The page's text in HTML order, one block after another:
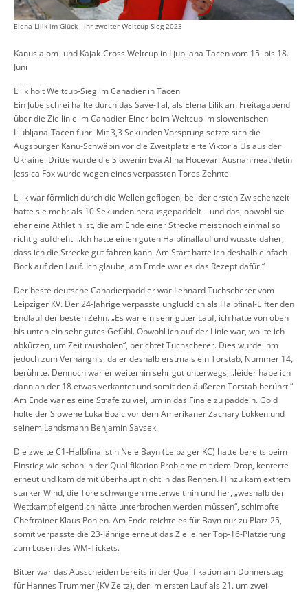
Elena Lilik im Glück - ihr zweiter Weltcup Sieg 2023
Kanuslalom- und Kajak-Cross Weltcup in Ljubljana-Tacen vom 15. bis 18.
Juni
Lilik holt Weltcup-Sieg im Canadier in Tacen
Ein Jubelschrei hallte durch das Save-Tal, als Elena Lilik am Freitagabend
über die Ziellinie im Canadier-Einer beim Weltcup im slowenischen
Ljubljana-Tacen fuhr. Mit 3,3 Sekunden Vorsprung setzte sich die
Augsburger Kanu-Schwäbin vor die Zweitplatzierte Viktoria Us aus der
Ukraine. Dritte wurde die Slowenin Eva Alina Hocevar. Ausnahmeathletin
Jessica Fox wurde wegen eines verpassten Tores Zehnte.
Lilik war förmlich durch die Wellen geflogen, bei der ersten Zwischenzeit
hatte sie mehr als 10 Sekunden herausgepaddelt – und das, obwohl sie
eher eine Athletin ist, die am Ende einer Strecke meist noch einmal so
richtig aufdreht. „Ich hatte einen guten Halbfinallauf und wusste daher,
dass ich die Strecke gut fahren kann. Am Start hatte ich deshalb einfach
Bock auf den Lauf. Ich glaube, am Emde war es das Rezept dafür.“
Der beste deutsche Canadierpaddler war Lennard Tuchscherer vom
Leipziger KV. Der 24-Jährige verpasste unglücklich als Halbfinal-Elfter den
Endlauf der besten Zehn. „Es war ein sehr guter Lauf, ich hatte von oben
bis unten ein sehr gutes Gefühl. Obwohl ich auf der Linie war, wollte ich
abkürzen, um Zeit rausholen“, berichtet Tuchscherer. Dies wurde ihm
jedoch zum Verhängnis, da er deshalb erstmals ein Torstab, Nummer 14,
berührte. Dennoch war er weiterhin sehr gut unterwegs, „leider habe ich
dann an der 18 etwas verkantet und somit den äußeren Torstab berührt.“
Am Ende war es eine Strafe zu viel, um in das Finale zu paddeln. Gold
holte der Slowene Luka Bozic vor dem Amerikaner Zachary Lokken und
seinem Landsmann Benjamin Savsek.
Die zweite C1-Halbfinalistin Nele Bayn (Leipziger KC) hatte bereits beim
Einstieg wie schon in der Qualifikation Probleme mit dem Drop, kenterte
erneut und kam damit überhaupt nicht in das Rennen. Hinzu kam extrem
starker Wind, die Tore schwangen meterweit hin und her, „weshalb der
Wettkampf eigentlich hätte unterbrochen werden müssen“, schimpfte
Cheftrainer Klaus Pohlen. Am Ende reichte es für Bayn nur zu Platz 25,
somit verpasste die 23-Jährige erneut das Ziel einer Top-16-Platzierung
zum Lösen des WM-Tickets.
Bitter war das Ausscheiden bereits in der Qualifikation am Donnerstag
für Hannes Trummer (KV Zeitz), der im ersten Lauf als 21. um zwei